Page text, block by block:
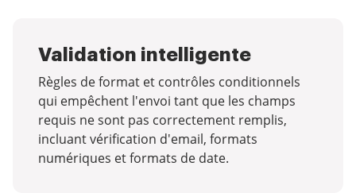
Validation intelligente
Règles de format et contrôles conditionnels
qui empêchent l'envoi tant que les champs
requis ne sont pas correctement remplis,
incluant vérification d'email, formats
numériques et formats de date.